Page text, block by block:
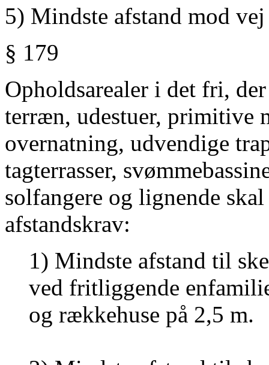
5) Mindste afstand mod
§ 179
Opholdsarealer i det fri,
terræn, udestuer, primitive
overnatning, udvendige
tagterrasser,
solfangere og lignende
afstandskrav:
1) Mindste afstand til
ved fritliggende
og rækkehuse på 2,5 m.